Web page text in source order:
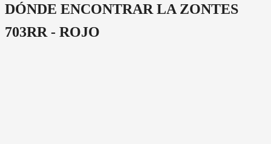
DÓNDE ENCONTRAR LA ZONTES
703RR - ROJO